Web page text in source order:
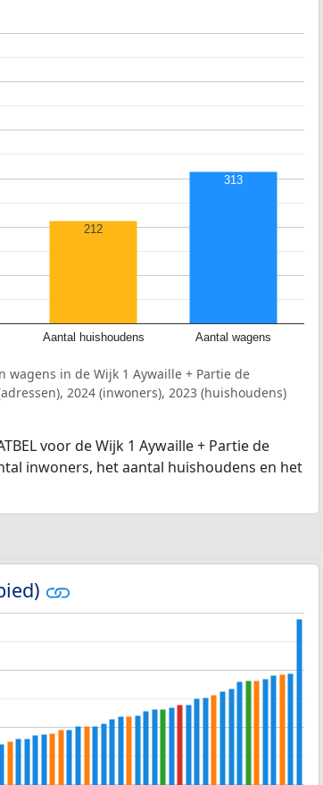
Aantal huishoudens Aantal wagens
212
313
in de Wijk 1 Aywaille + Partie de
2024 (inwoners), 2023 (huishoudens)
voor de Wijk 1 Aywaille + Partie de
inwoners, het aantal huishoudens en het